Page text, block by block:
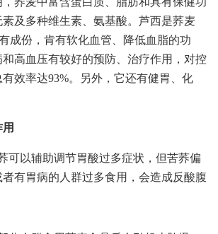
及多种维生素、氨基酸。芦西是荞麦
成份，肯有软化血管、降低血脂的功
高血压有较好的预防、治疗作用，对控
效率达93%。另外，它还有健胃、化
可以辅助调节胃酸过多症状，但苦荞偏
有胃病的人群过多食用，会造成反酸腹